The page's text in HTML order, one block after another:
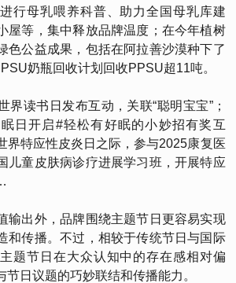
行母乳喂养科普、助力全国母乳库建
屋等，集中释放品牌温度；在今年植树
色公益成果，包括在阿拉善沙漠种下了
奶瓶回收计划回收PPSU超11吨。
界读书日发布互动，关联“聪明宝宝”；
日开启#轻松有好眠的小妙招有奖互
界特应性皮炎日之际，参与2025康复医
儿童皮肤病诊疗进展学习班，开展特应
输出外，品牌围绕主题节日更容易实现
和传播。不过，相较于传统节日与国际
题节日在大众认知中的存在感相对偏
节日议题的巧妙联结和传播能力。